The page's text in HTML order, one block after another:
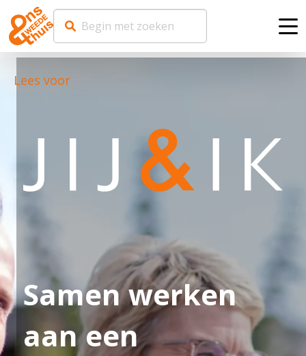
Lees voor
Samen werken
aan een